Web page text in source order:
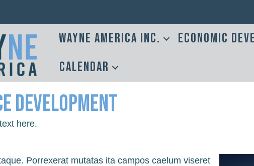
Wayne America Inc. Economic
Calendar
Development
here.
Porrexerat mutatas ita campos caelum viseret